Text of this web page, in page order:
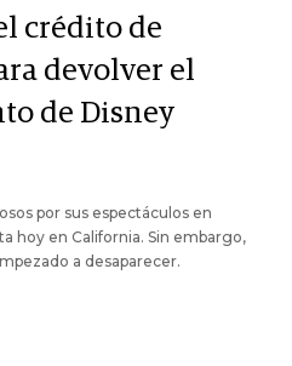
crédito de
devolver el
de Disney
por sus espectáculos en
hoy en California. Sin embargo,
a desaparecer.